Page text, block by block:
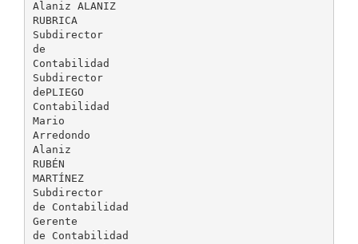
Alaniz ALANIZ
RUBRICA
Subdirector
de
Contabilidad
Subdirector
dePLIEGO
Contabilidad
Mario
Arredondo
Alaniz
RUBÉN
MARTÍNEZ
Subdirector
de Contabilidad
Gerente
de Contabilidad